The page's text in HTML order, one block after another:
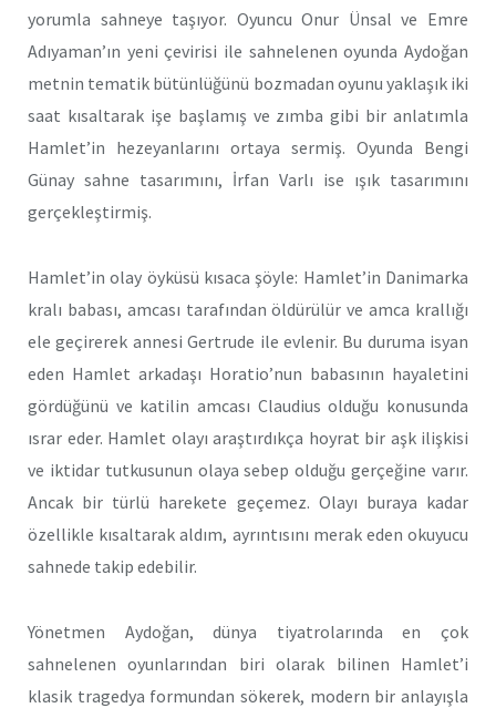
yorumla sahneye taşıyor. Oyuncu Onur Ünsal ve Emre
Adıyaman’ın yeni çevirisi ile sahnelenen oyunda Aydoğan
metnin tematik bütünlüğünü bozmadan oyunu yaklaşık iki
saat kısaltarak işe başlamış ve zımba gibi bir anlatımla
Hamlet’in hezeyanlarını ortaya sermiş. Oyunda Bengi
Günay sahne tasarımını, İrfan Varlı ise ışık tasarımını
gerçekleştirmiş.
Hamlet’in olay öyküsü kısaca şöyle: Hamlet’in Danimarka
kralı babası, amcası tarafından öldürülür ve amca krallığı
ele geçirerek annesi Gertrude ile evlenir. Bu duruma isyan
eden Hamlet arkadaşı Horatio’nun babasının hayaletini
gördüğünü ve katilin amcası Claudius olduğu konusunda
ısrar eder. Hamlet olayı araştırdıkça hoyrat bir aşk ilişkisi
ve iktidar tutkusunun olaya sebep olduğu gerçeğine varır.
Ancak bir türlü harekete geçemez. Olayı buraya kadar
özellikle kısaltarak aldım, ayrıntısını merak eden okuyucu
sahnede takip edebilir.
Yönetmen Aydoğan, dünya tiyatrolarında en çok
sahnelenen oyunlarından biri olarak bilinen Hamlet’i
klasik tragedya formundan sökerek, modern bir anlayışla